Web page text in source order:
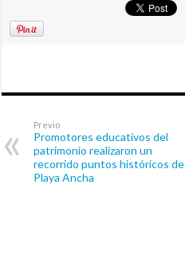
Previo
Promotores educativos del
patrimonio realizaron un
recorrido puntos históricos de
Playa Ancha